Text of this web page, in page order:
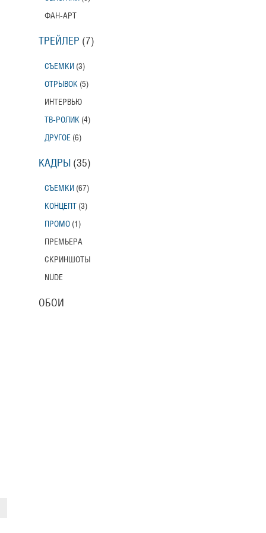
ФАН-АРТ
ТРЕЙЛЕР (7)
СЪЕМКИ (3)
ОТРЫВОК (5)
ИНТЕРВЬЮ
ТВ-РОЛИК (4)
ДРУГОЕ (6)
КАДРЫ (35)
СЪЕМКИ (67)
КОНЦЕПТ (3)
ПРОМО (1)
ПРЕМЬЕРА
СКРИНШОТЫ
NUDE
ОБОИ